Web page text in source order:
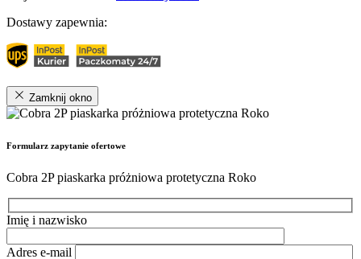
Dostawy zapewnia:
Zamknij okno
Formularz zapytanie ofertowe
Cobra 2P piaskarka próżniowa protetyczna Roko
Imię i nazwisko
Adres e-mail